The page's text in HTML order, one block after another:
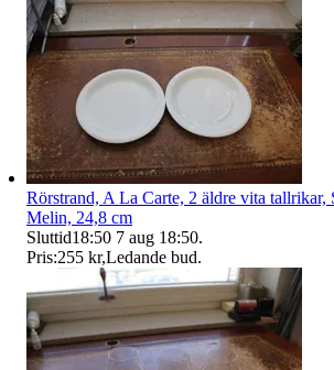
Rörstrand, A La Carte, 2 äldre vita tallrikar,
Melin, 24,8 cm
Sluttid18:50 7 aug 18:50.
Pris:255 kr,Ledande bud.